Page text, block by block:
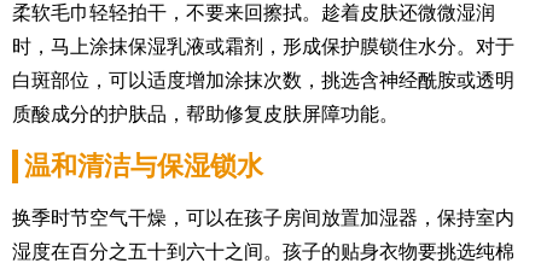
柔软毛巾轻轻拍干，不要来回擦拭。趁着皮肤还微微湿润
时，马上涂抹保湿乳液或霜剂，形成保护膜锁住水分。对于
白斑部位，可以适度增加涂抹次数，挑选含神经酰胺或透明
质酸成分的护肤品，帮助修复皮肤屏障功能。
温和清洁与保湿锁水
换季时节空气干燥，可以在孩子房间放置加湿器，保持室内
湿度在百分之五十到六十之间。孩子的贴身衣物要挑选纯棉